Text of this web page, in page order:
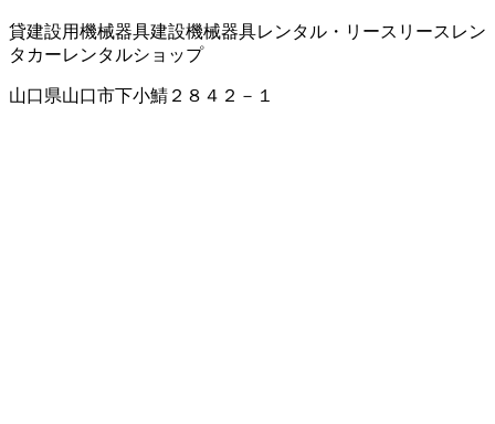
貸建設用機械器具建設機械器具レンタル・リース リース レン
タカーレンタルショップ
山口県山口市下小鯖２８４２－１